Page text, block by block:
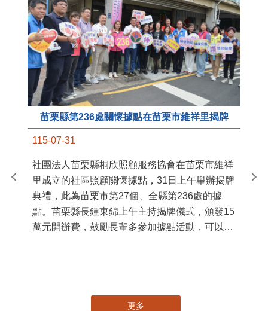
苗栗縣第236處關懷據點在苗栗市維祥里揭牌
115-07-31
社團法人苗栗縣桐欣照顧服務協會在苗栗市維祥
里成立的社區照顧關懷據點，31日上午舉辦揭牌
典禮，此為苗栗市第27個、全縣第236處的據
點。苗栗縣長鍾東錦上午主持揭牌儀式，頒發15
萬元開辦費，鼓勵長輩多參加據點活動，可以更
苗
更多